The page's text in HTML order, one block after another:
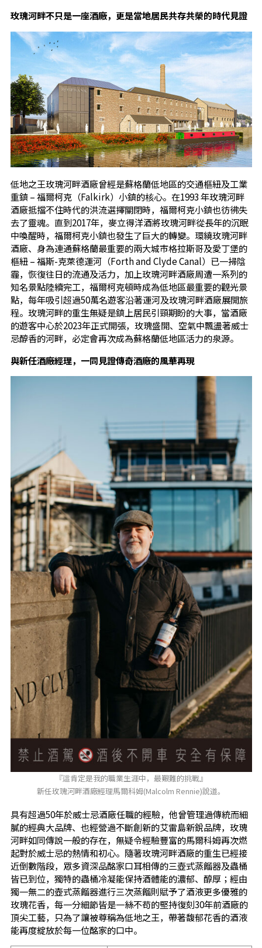
玫瑰河畔不只是一座酒廠，更是當地居民共存共榮的時代見證
低地之王玫瑰河畔酒廠曾經是蘇格蘭低地區的交通樞紐及工業
重鎮 – 福爾柯克（Falkirk）小鎮的核心。在1993 年玫瑰河畔
酒廠抵擋不住時代的洪流選擇關閉時，福爾柯克小鎮也彷彿失
去了靈魂。直到2017年，麥立得洋酒將玫瑰河畔從長年的沉眠
中喚醒時，福爾柯克小鎮也發生了巨大的轉變。環繞玫瑰河畔
酒廠、身為連通蘇格蘭最重要的兩大城市格拉斯哥及愛丁堡的
樞紐 – 福斯-克萊德運河（Forth and Clyde Canal）已一掃陰
霾，恢復往日的流通及活力，加上玫瑰河畔酒廠周遭一系列的
知名景點陸續完工，福爾柯克頓時成為低地區最重要的觀光景
點，每年吸引超過50萬名遊客沿著運河及玫瑰河畔酒廠展開旅
程。玫瑰河畔的重生無疑是鎮上居民引頸期盼的大事，當酒廠
的遊客中心於2023年正式開張，玫瑰盛開、空氣中飄盪著威士
忌醇香的河畔，必定會再次成為蘇格蘭低地區活力的泉源。
與新任酒廠經理，一同見證傳奇酒廠的風華再現
『這肯定是我的職業生涯中，最艱難的挑戰』
新任玫瑰河畔酒廠經理馬爾科姆(Malcolm Rennie)說道。
具有超過50年於威士忌酒廠任職的經驗，他曾管理過傳統而細
膩的經典大品牌、也經營過不斷創新的艾雷島新銳品牌，玫瑰
河畔如同傳說一般的存在，無疑令經驗豐富的馬爾科姆再次燃
起對於威士忌的熱情和初心。隨著玫瑰河畔酒廠的重生已經接
近倒數階段，眾多資深品酩家口耳相傳的三壺式蒸餾器及蟲桶
皆已到位，獨特的蟲桶冷凝能保持酒體能的濃郁、醇厚；經由
獨一無二的壺式蒸餾器進行三次蒸餾則賦予了酒液更多優雅的
玫瑰花香，每一分細節皆是一絲不苟的堅持復刻30年前酒廠的
頂尖工藝，只為了讓被尊稱為低地之王，帶著馥郁花香的酒液
能再度綻放於每一位酩家的口中。